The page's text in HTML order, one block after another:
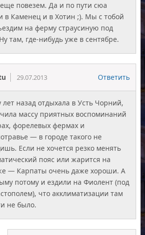
повезем. Да и по пути сюа
в Каменец и в Хотин ;). Мы с тобой
на ферму страусиную под
там, где-нибудь уже в сентябре.
29.07.2013 Ответить
лет назад отдыхала в Усть Чорний,
массу приятных воспоминаний
форелевых фермах и
— в городе такого не
Если не хочется резко менять
пояс или жарится на
— Карпаты очень даже хороши. А
потому и ездили на Фиолент (под
что акклиматизации там
не было.